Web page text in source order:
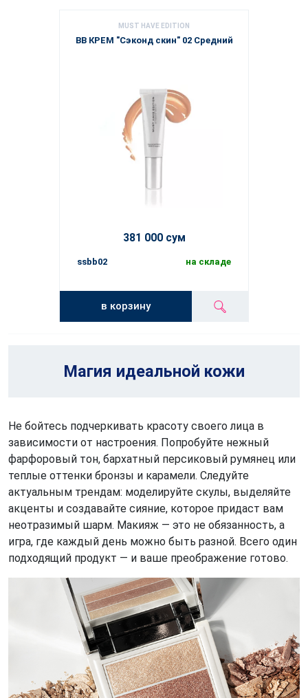
MUST HAVE EDITION
BB КРЕМ "Сэконд скин" 02 Средний
381 000 сум
ssbb02 на складе
в корзину
Магия идеальной кожи
Не бойтесь подчеркивать красоту своего лица в
зависимости от настроения. Попробуйте нежный
фарфоровый тон, бархатный персиковый румянец или
теплые оттенки бронзы и карамели. Следуйте
актуальным трендам: моделируйте скулы, выделяйте
акценты и создавайте сияние, которое придаст вам
неотразимый шарм. Макияж — это не обязанность, а
игра, где каждый день можно быть разной. Всего один
подходящий продукт — и ваше преображение готово.